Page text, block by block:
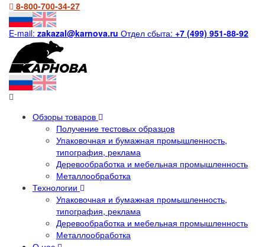
8-800-700-34-27
E-mail: zakazal@karnova.ru Отдел сбыта: +7 (499) 951-88-92
Обзоры товаров
Получение тестовых образцов
Упаковочная и бумажная промышленность,
типография, реклама
Деревообработка и мебельная промышленность
Металлообработка
Технологии
Упаковочная и бумажная промышленность,
типография, реклама
Деревообработка и мебельная промышленность
Металлообработка